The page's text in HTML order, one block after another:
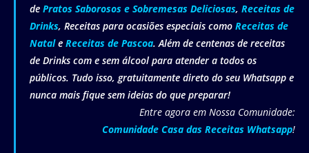
de Pratos Saborosos e Sobremesas Deliciosas, Receitas de
Drinks, Receitas para ocasiões especiais como Receitas de
Natale Receitas de Pascoa. Além de centenas de receitas
de Drinks com e sem álcool para atender a todos os
públicos. Tudo isso, gratuitamente direto do seu Whatsapp e
nunca mais fique sem ideias do que preparar!
Entre agora em Nossa Comunidade:
Comunidade Casa das Receitas Whatsapp!